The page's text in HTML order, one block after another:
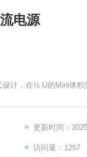
流电源
计，在½ U的Mini体
更新时间：
访问量：1257